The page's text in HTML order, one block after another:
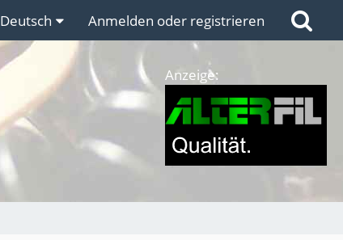
Links
Deutsch Anmelden oder registrieren
Anzeige: